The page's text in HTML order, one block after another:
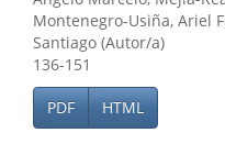
Montenegro-Usiña, Ariel
Santiago (Autor/a)
136-151
PDF HTML